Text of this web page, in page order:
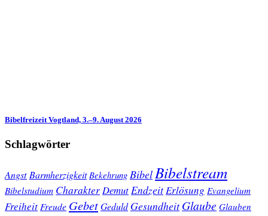
Bibelfreizeit Vogtland, 3.–9. August 2026
Schlagwörter
Angst Barmherzigkeit Bekehrung BibelBibelstream
Bibelstudium Charakter DemutEndzeitErlösung Evangelium
Freiheit Freude GebetGeduld Gesundheit Glaube Glauben